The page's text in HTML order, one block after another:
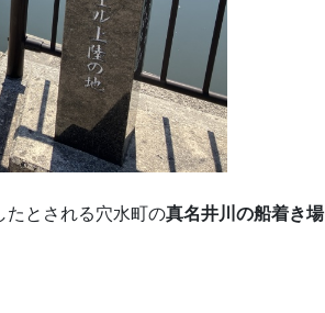
たとされる穴水町の真名井川の船着き場